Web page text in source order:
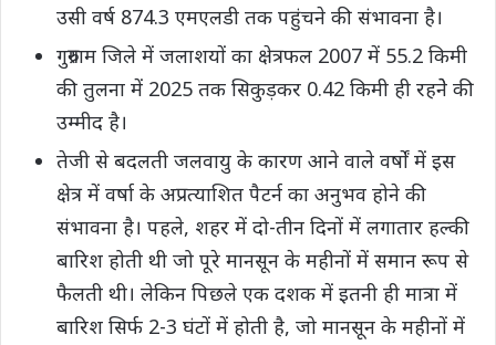
उसी वर्ष 874.3 एमएलडी तक पहुंचने की संभावना है।
गुरुग्राम जिले में जलाशयों का क्षेत्रफल 2007 में 55.2 किमी
की तुलना में 2025 तक सिकुड़कर 0.42 किमी ही रहनेे की
उम्मीद है।
तेजी से बदलती जलवायु के कारण आने वाले वर्षों में इस
क्षेत्र में वर्षा के अप्रत्याशित पैटर्न का अनुभव होने की
संभावना है। पहले, शहर में दो-तीन दिनों में लगातार हल्की
बारिश होती थी जो पूरे मानसून के महीनों में समान रूप से
फैलती थी। लेकिन पिछले एक दशक में इतनी ही मात्रा में
बारिश सिर्फ 2-3 घंटों में होती है, जो मानसून के महीनों में